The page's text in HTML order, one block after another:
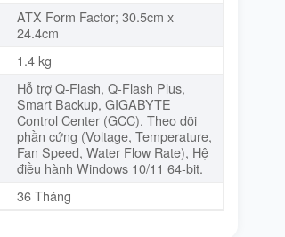
ATX Form Factor; 30.5cm x
24.4cm
1.4 kg
Hỗ trợ Q-Flash, Q-Flash Plus,
Smart Backup, GIGABYTE
Control Center (GCC), Theo dõi
phần cứng (Voltage, Temperature,
Fan Speed, Water Flow Rate), Hệ
điều hành Windows 10/11 64-bit.
36 Tháng